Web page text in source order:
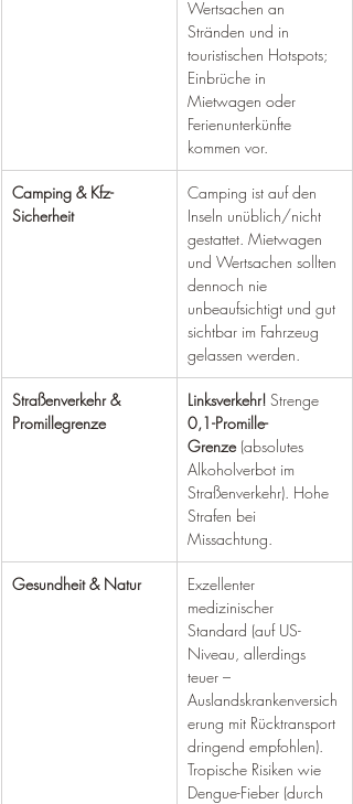
Wertsachen an
Stränden und in
touristischen Hotspots;
Einbrüche in
Mietwagen oder
Ferienunterkünfte
kommen vor.
Camping & Kfz-
Sicherheit
Camping ist auf den
Inseln unüblich/nicht
gestattet. Mietwagen
und Wertsachen sollten
dennoch nie
unbeaufsichtigt und gut
sichtbar im Fahrzeug
gelassen werden.
Straßenverkehr &
Promillegrenze
Linksverkehr! Strenge
0,1-Promille-
Grenze (absolutes
Alkoholverbot im
Straßenverkehr). Hohe
Strafen bei
Missachtung.
Gesundheit & Natur
Exzellenter
medizinischer
Standard (auf US-
Niveau, allerdings
teuer –
Auslandskrankenversich
erung mit Rücktransport
dringend empfohlen).
Tropische Risiken wie
Dengue-Fieber (durch